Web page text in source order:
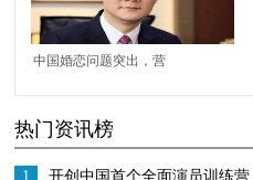
中国婚恋问题突出，营
在眉睫
热门资讯榜
1 开创中国首个全面演员训练营